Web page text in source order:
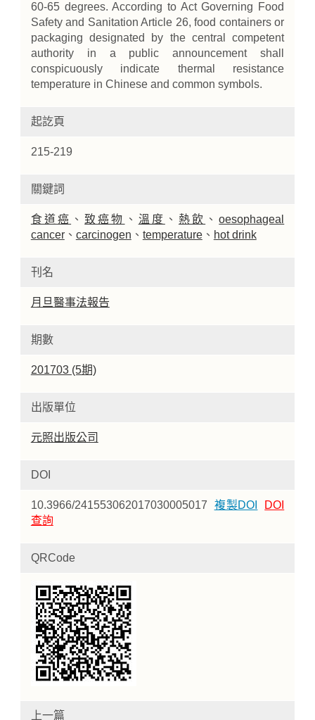
60-65 degrees. According to Act Governing Food
Safety and Sanitation Article 26, food containers or
packaging designated by the central competent
authority in a public announcement shall
conspicuously indicate thermal resistance
temperature in Chinese and common symbols.
起訖頁
215-219
關鍵詞
食道癌 、 致癌物 、 溫度 、 熱飲 、oesophageal
cancer、 carcinogen 、 temperature、 hot drink
刊名
月旦醫事法報告
期數
201703 (5期)
出版單位
元照出版公司
DOI
10.3966/241553062017030005017 複製DOI
DOI
查詢
QRCode
上一篇